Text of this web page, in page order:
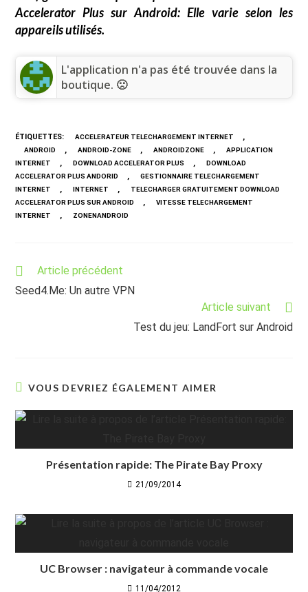
Accelerator Plus sur Android: Elle varie selon les
appareils utilisés.
L'application n'a pas été trouvée dans la
boutique. 🙁
ÉTIQUETTES: ACCELERATEUR TELECHARGEMENT INTERNET ,
ANDROID , ANDROID-ZONE , ANDROIDZONE ,
APPLICATION
INTERNET
, DOWNLOAD ACCELERATOR PLUS ,
DOWNLOAD
ACCELERATOR PLUS ANDORID
,
GESTIONNAIRE TELECHARGEMENT
INTERNET
, INTERNET ,
TELECHARGER GRATUITEMENT DOWNLOAD
ACCELERATOR PLUS SUR ANDROID
,
VITESSE TELECHARGEMENT
INTERNET
, ZONENANDROID
Read
articles
Article précédent
Seed4.Me: Un autre VPN
Article suivant
Test du jeu: LandFort sur Android
VOUS DEVRIEZ ÉGALEMENT AIMER
Présentation rapide: The Pirate Bay Proxy
21/09/2014
UC Browser : navigateur à commande vocale
11/04/2012